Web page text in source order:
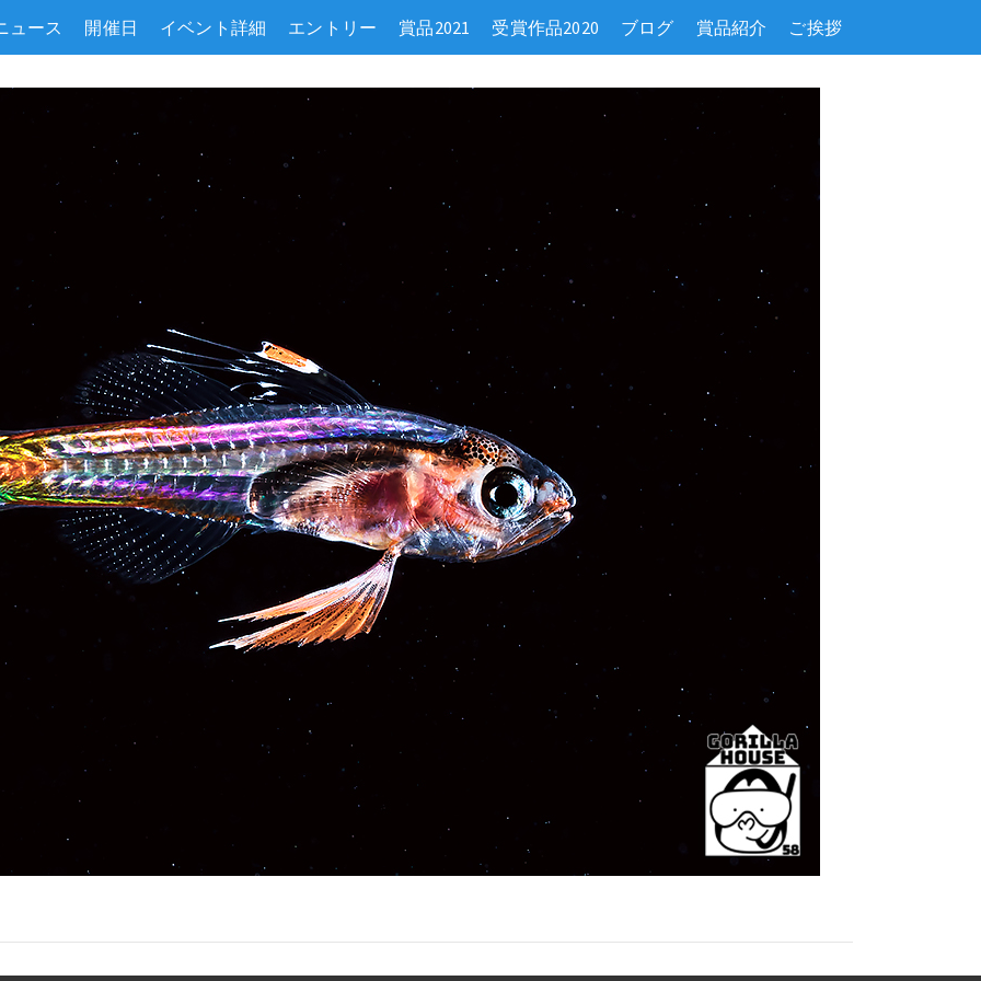
ュース 開催日 イベント詳細 エントリー 賞品2021 受賞作品2020 ブログ 賞品紹介 ご挨拶